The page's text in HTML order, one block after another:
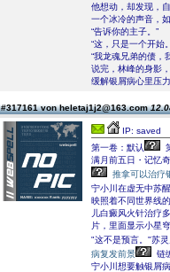
他想动，却发现，
一个冰冷的声音，
“告诉你的主子。”
“这，只是一个开始
“我龙魂兄弟的债
说完，林峰的身影
缓解银屑病心里压
#317161 von heletaj1j2@163.com
IP: saved
第一卷：默认
满月前五日・记忆
推拿可以治疗
宁小川在虚无中苏
映照着不同世界线
儿白癜风火针治疗
片，里面显示小星
"这不是预言。"苏
病复发前景
链
宁小川想要触银屑